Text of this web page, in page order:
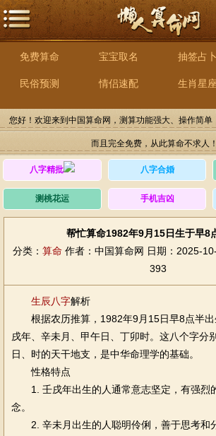
免费算命 宝宝取名 抽签占卜
民俗预测 情侣速配 生肖星座
您好！欢迎来到中国算命网，测算功能强大、操作简单
而且完全免费，从此算命不求人！
八字精批 八字合婚
测桃花运 手机吉凶
帮忙算命1982年9月15日生于早8
分类： 算命 作者：中国算命网 日期：2025-
393
生辰八字解析
根据农历推算，1982年9月15日早8点半
戌年、辛未月、甲午日、丁卯时。这八个字分
日、时的天干地支，是中华命理学的基础。
性格特点
1. 壬戌年出生的人通常意志坚定，有强烈
念。
2. 辛未月出生的人聪明伶俐，善于思考和分